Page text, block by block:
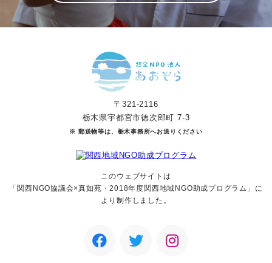
〒321-2116
栃木県宇都宮市徳次郎町 7-3
※ 郵送物等は、栃木事務所へお送りください
このウェブサイトは
「関西NGO協議会×真如苑・2018年度関西地域NGO助成プログラム」に
より制作しました。